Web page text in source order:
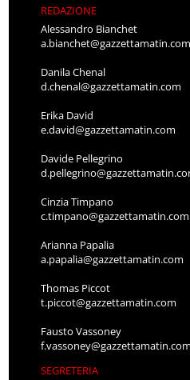
REDAZIONE
Alessandro Bianchet
a.bianchet@gazzettamatin.com
Danila Chenal
d.chenal@gazzettamatin.com
Erika David
e.david@gazzettamatin.com
Davide Pellegrino
Cinzia Timpano
c.timpano@gazzettamatin.com
Arianna Papalia
a.papalia@gazzettamatin.com
Thomas Piccot
t.piccot@gazzettamatin.com
Fausto Vassoney
f.vassoney@gazzettamatin.com
SEGRETERIA